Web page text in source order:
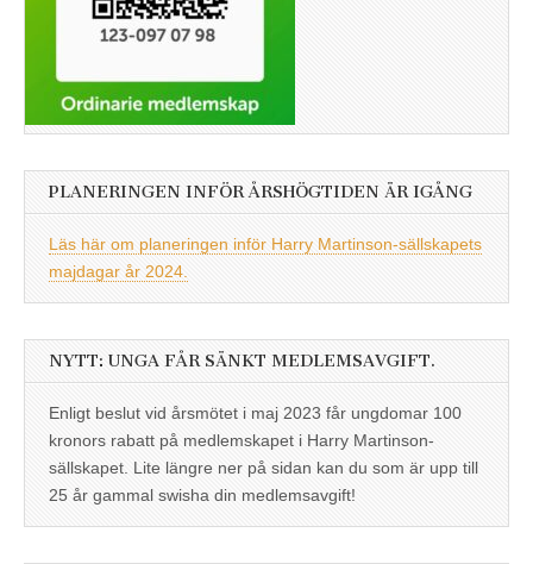
PLANERINGEN INFÖR ÅRSHÖGTIDEN ÄR IGÅNG
Läs här om planeringen inför Harry Martinson-sällskapets
majdagar år 2024.
NYTT: UNGA FÅR SÄNKT MEDLEMSAVGIFT.
Enligt beslut vid årsmötet i maj 2023 får ungdomar 100
kronors rabatt på medlemskapet i Harry Martinson-
sällskapet. Lite längre ner på sidan kan du som är upp till
25 år gammal swisha din medlemsavgift!